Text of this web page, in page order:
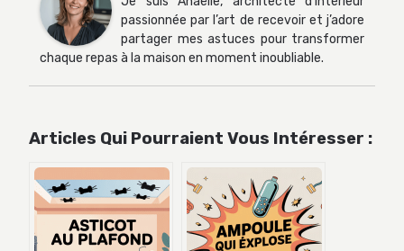
passionnée par l’art de recevoir et j’adore
partager mes astuces pour transformer
chaque repas à la maison en moment inoubliable.
Articles Qui Pourraient Vous Intéresser :